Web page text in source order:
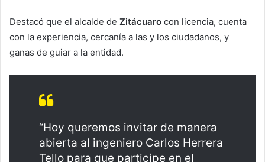
Destacó que el alcalde de Zitácuaro con licencia, cuenta
con la experiencia, cercanía a las y los ciudadanos, y
ganas de guiar a la entidad.
“Hoy queremos invitar de manera
abierta al ingeniero Carlos Herrera
Tello para que participe en el